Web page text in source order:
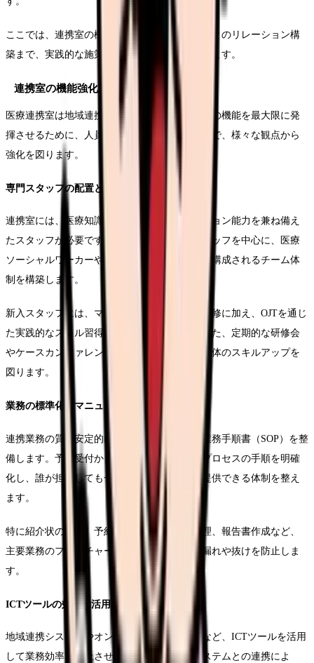
ここでは、連携室の機能強化から連携医療機関とのリレーション構
築まで、実践的な施策について詳しく見ていきます。
連携室の機能強化施策
医療連携室は地域連携の要となる部門です。その機能を最大限に発
揮させるために、人員配置から業務プロセスまで、様々な観点から
強化を図ります。
専門スタッフの配置と育成
連携室には、医療知識と円滑なコミュニケーション能力を兼ね備え
たスタッフが必要です。看護師資格を持つスタッフを中心に、医療
ソーシャルワーカーや事務職員など、多職種で構成されるチーム体
制を構築します。
新入スタッフには、マニュアルに基づく基礎研修に加え、OJTを通じ
た実践的なスキル習得の機会を提供します。また、定期的な研修会
やケースカンファレンスを開催し、スタッフ全体のスキルアップを
図ります。
業務の標準化とマニュアル整備
連携業務の質を安定的に維持するため、標準業務手順書（SOP）を整
備します。予約受付から報告書作成まで、各プロセスの手順を明確
化し、誰が担当しても一定水準のサービスを提供できる体制を整え
ます。
特に紹介状の受付、予約調整、診療情報の管理、報告書作成など、
主要業務のフローチャートを作成し、業務の漏れや抜けを防止しま
す。
ICTツールの効果的活用
地域連携システムやオンライン予約システムなど、ICTツールを活用
して業務効率を向上させます。電子カルテシステムとの連携によ